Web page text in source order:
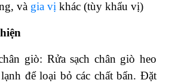
và gia vị khác (tùy khẩu vị)
giò: Rửa sạch chân giò heo
để loại bỏ các chất bẩn. Đặt